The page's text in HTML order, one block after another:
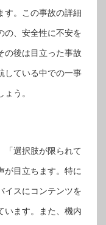
す。この事故の詳細
の、安全性に不安を
の後は目立った事故
している中での一事
う。
「選択肢が限られて
が目立ちます。特に
イスにコンテンツを
います。また、機内